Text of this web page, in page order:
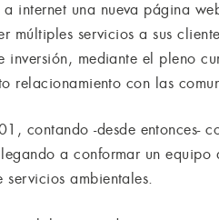
internet una nueva página
múltiples servicios a sus
mediante el pleno
relacionamiento con las
contando -desde entonces-
a conformar un equipo
ambientales.